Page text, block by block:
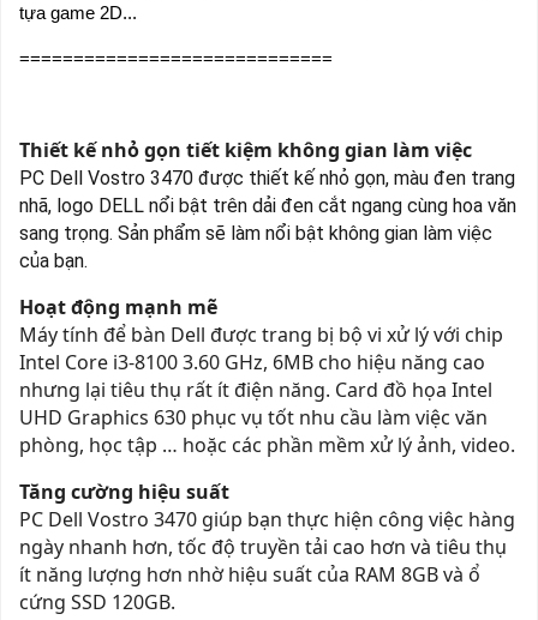
tựa game 2D...
=============================
Thiết kế nhỏ gọn tiết kiệm không gian làm việc
PC Dell Vostro 3470 được thiết kế nhỏ gọn, màu đen trang
nhã, logo DELL nổi bật trên dải đen cắt ngang cùng hoa văn
sang trọng. Sản phẩm sẽ làm nổi bật không gian làm việc
của bạn.
Hoạt động mạnh mẽ
Máy tính để bàn Dell được trang bị bộ vi xử lý với chip
Intel Core i3-8100 3.60 GHz, 6MB cho hiệu năng cao
nhưng lại tiêu thụ rất ít điện năng. Card đồ họa Intel
UHD Graphics 630 phục vụ tốt nhu cầu làm việc văn
phòng, học tập … hoặc các phần mềm xử lý ảnh, video.
Tăng cường hiệu suất
PC Dell Vostro 3470 giúp bạn thực hiện công việc hàng
ngày nhanh hơn, tốc độ truyền tải cao hơn và tiêu thụ
ít năng lượng hơn nhờ hiệu suất của RAM 8GB và ổ
cứng SSD 120GB.